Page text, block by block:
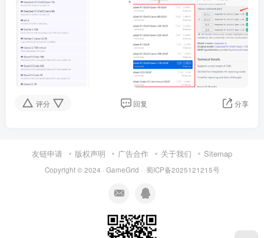
评分 回复 分享
友链申请 版权声明 广告合作 关于我们 Sitemap
Copyright © 2024 · GameGrid · 蜀ICP备2025121215号